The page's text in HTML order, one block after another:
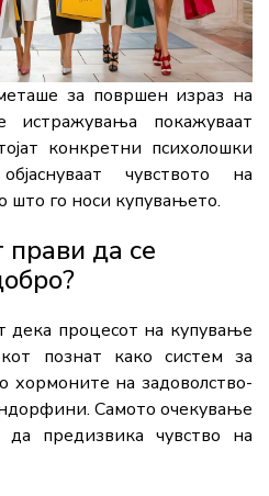
за површен израз на
истражувања покажуваат
конкретни психолошки
објаснуваат чувството на
што го носи купувањето.
прави да се
дека процесот на купување
познат како системза
хормоните назадоволство-
Самотоочекување
да предизвикачувство на